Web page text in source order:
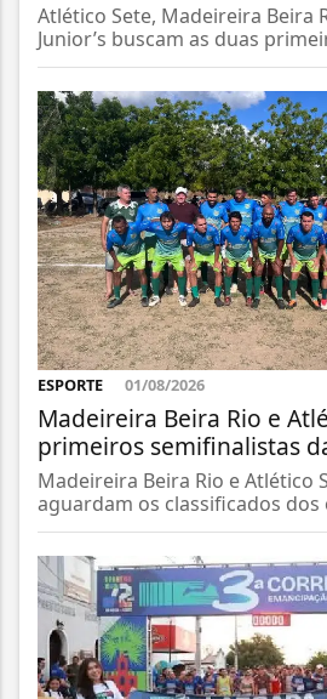
Atlético Sete, Madeireira Beira
Junior’s buscam as duas
ESPORTE 01/08/2026
Madeireira Beira Rio e
primeiros semifinalistas
Madeireira Beira Rio e Atlético
aguardam os classificados dos